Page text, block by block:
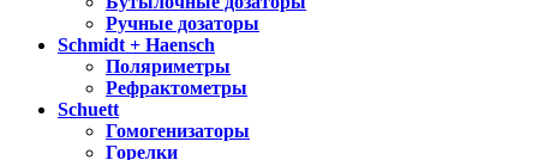
Ручные дозаторы
Schmidt + Haensch
Поляриметры
Рефрактометры
Schuett
Гомогенизаторы
Горелки